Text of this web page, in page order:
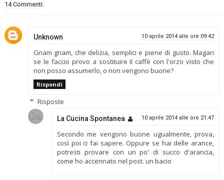
14 Commenti:
Unknown 10 aprile 2014 alle ore 09:42
Gnam gnam, che delizia, semplici e piene di gusto. Magari
se le faccio provo a sostituire il caffè con l'orzo visto che
non posso assumerlo, o non vengono buone?
Rispondi
Risposte
La Cucina Spontanea 10 aprile 2014 alle ore 21:47
Secondo me vengono buone ugualmente, prova,
così poi ci fai sapere. Oppure se hai delle arance,
potresti provare con un po' di succo d'arancia,
come ho accennato nel post. un bacio